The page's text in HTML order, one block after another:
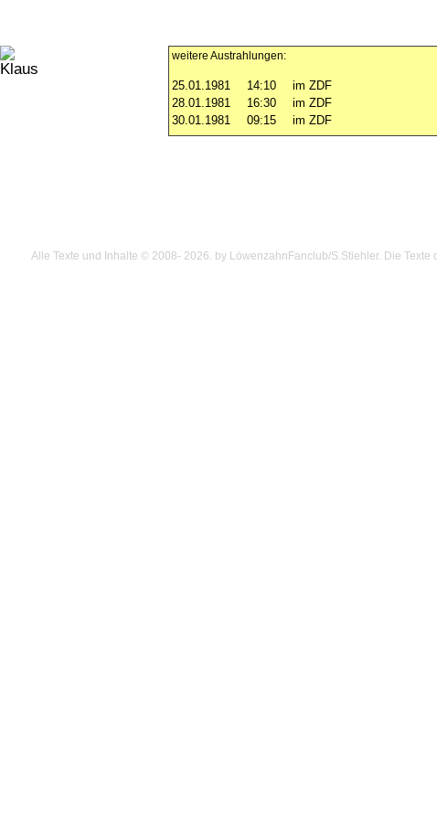
weitere Austrahlungen:
25.01.1981 14:10
im ZDF
28.01.1981
16:30
im ZDF
30.01.1981
09:15 im ZDF
Alle Texte und Inhalte © 2008- 2026.
by LöwenzahnFanclub/S.Stiehler. Die